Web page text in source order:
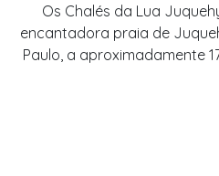
Os Chalés da Lua
encantadora praia de
Paulo, a aproximadamente